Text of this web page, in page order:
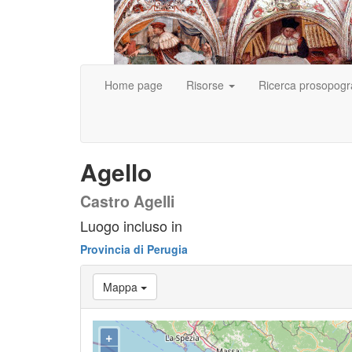
Home page Risorse Ricerca
Agello
Castro Agelli
Luogo incluso in
Provincia di Perugia
Mappa
+